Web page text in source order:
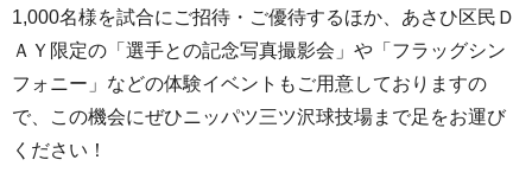
1,000名様を試合にご招待・ご優待するほか、あさひ区民Ｄ
ＡＹ限定の「選手との記念写真撮影会」や「フラッグシン
フォニー」などの体験イベントもご用意しておりますの
で、この機会にぜひニッパツ三ツ沢球技場まで足をお運び
ください！